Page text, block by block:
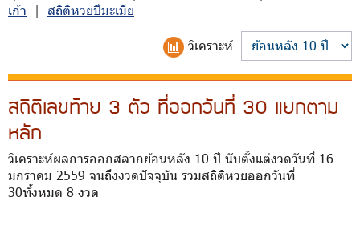
เก้า | สถิติหวยปีมะเมีย
วิเคราะห์
สถิติเลขท้าย 3 ตัว ที่ออกวันที่ 30 แยกตาม
หลัก
วิเคราะห์ผลการออกสลากย้อนหลัง 10 ปี นับตั้งแต่งวดวันที่ 16
มกราคม 2559 จนถึงงวดปัจจุบัน รวมสถิติหวยออกวันที่
30ทั้งหมด 8 งวด